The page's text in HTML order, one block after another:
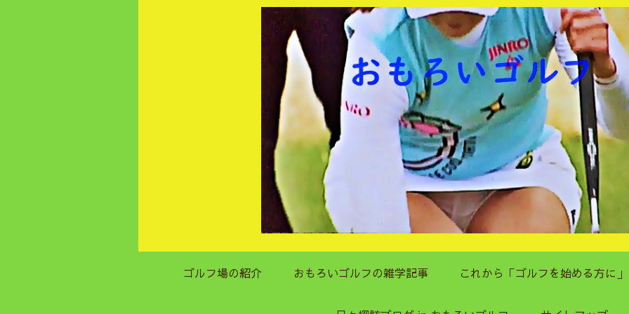
ゴルフ場の紹介 おもろいゴルフの雑学記事 これから「ゴルフを始める方に」